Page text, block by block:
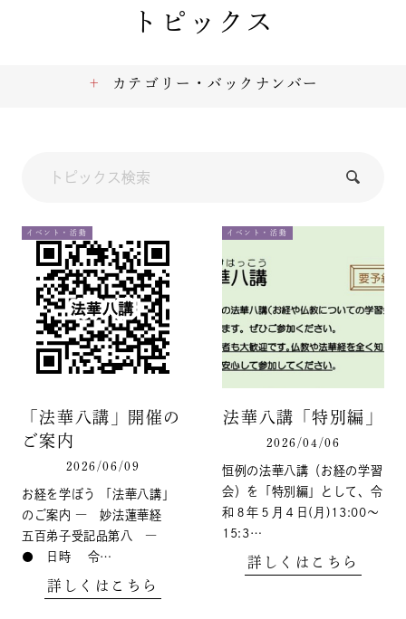
トピックス
イベント・活動
「法華八講」開催の
ご案内
2026/06/09
お経を学ぼう 「法華八講」
のご案内 ― 妙法蓮華経
五百弟子受記品第八 ―
● 日時 令…
詳しくはこちら
イベント・活動
法華八講「特別編」
2026/04/06
恒例の法華八講（お経の学習
会）を「特別編」として、令
和８年５月４日(月)13:00～
15:3…
詳しくはこちら
カテゴリー・バックナンバー